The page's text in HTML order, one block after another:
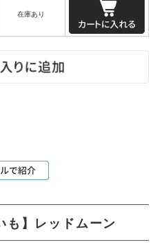
在庫あり
も】レッドムーン